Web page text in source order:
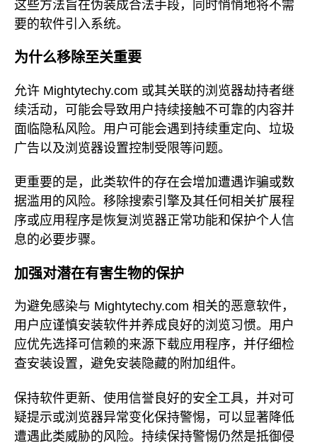
这些方法旨在伪装成合法手段，同时悄悄地将不需
要的软件引入系统。
为什么移除至关重要
允许 Mightytechy.com 或其关联的浏览器劫持者继
续活动，可能会导致用户持续接触不可靠的内容并
面临隐私风险。用户可能会遇到持续重定向、垃圾
广告以及浏览器设置控制受限等问题。
更重要的是，此类软件的存在会增加遭遇诈骗或数
据滥用的风险。移除搜索引擎及其任何相关扩展程
序或应用程序是恢复浏览器正常功能和保护个人信
息的必要步骤。
加强对潜在有害生物的保护
为避免感染与 Mightytechy.com 相关的恶意软件，
用户应谨慎安装软件并养成良好的浏览习惯。用户
应优先选择可信赖的来源下载应用程序，并仔细检
查安装设置，避免安装隐藏的附加组件。
保持软件更新、使用信誉良好的安全工具，并对可
疑提示或浏览器异常变化保持警惕，可以显著降低
遭遇此类威胁的风险。持续保持警惕仍然是抵御侵